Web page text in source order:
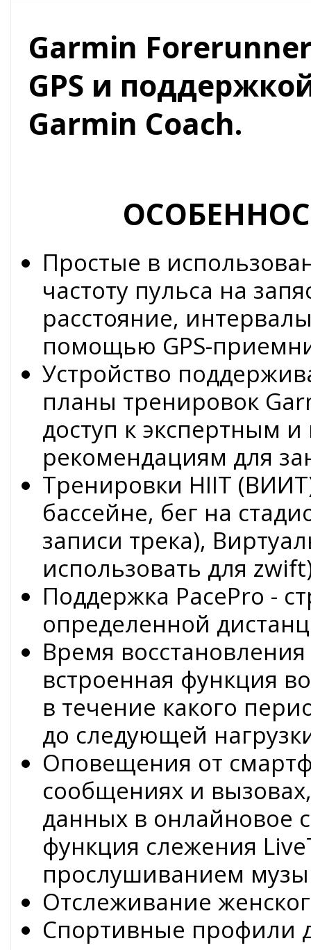
Garmin
GPS и
Garmin Coach.
Простые в
частоту пульса на
расстояние,
помощью GPS-
Устройство
планы тренировок
доступ к экспертным
рекомендациям для
Тренировки HIIT
бассейне, бег на
записи трека),
использовать для
Поддержка PacePro -
определенной
Время
встроенная функция
в течение какого
до следующей
Оповещения от
сообщениях и
данных в онлайновое
функция слежения
прослушиванием
Отслеживание
Спортивные профили